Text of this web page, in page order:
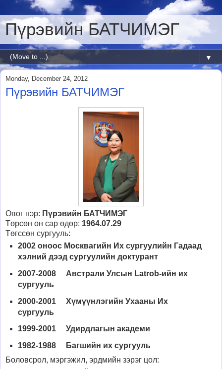
Пүрэвийн БАТЧИМЭГ
▼
Monday, December 24, 2012
Пүрэвийн БАТЧИМЭГ
Овог нэр: Пүрэвийн БАТЧИМЭГ
Төрсөн он сар өдөр: 1964.07.29
Төгссөн сургууль:
2002 оноос Москвагийн Их сургуулийн Гадаад
хэлний дээд сургуулийн доктурант
2007-2008 Австрали Улсын Latrob-ийн их
сургууль
2000-2001 Хүмүүнлэгийн Ухааны Их
сургууль
1999-2001 Удирдлагын академи
1982-1988 Багшийн их сургууль
Боловсрол, мэргэжил, эрдмийн зэрэг цол: